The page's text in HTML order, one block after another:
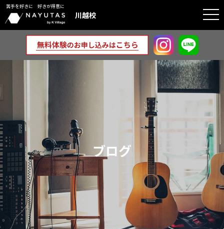
苦手を好きに 好きが得意に
川越校
ブログ